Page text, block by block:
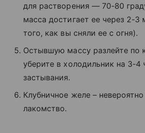
для растворения — 70-80
масса достигает ее через 2-3
того, как вы сняли ее с огня).
Остывшую массу разлейте по
уберите в холодильник на 3-4
застывания.
Клубничное желе –
лакомство.